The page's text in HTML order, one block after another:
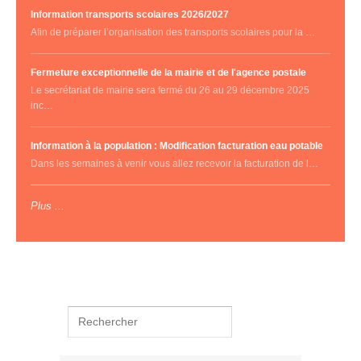
Information transports scolaires 2026/2027
Afin de préparer l’organisation des transports scolaires pour la …
Fermeture exceptionnelle de la mairie et de l'agence postale
Le secrétariat de mairie sera fermé du 26 au 29 décembre 2025
inc…
Information à la population : Modification facturation eau potable
Dans les semaines à venir vous allez recevoir la facturation de l…
Plus ...